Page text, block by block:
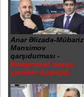
Anar Əlizadə-Mübariz
Mənsimov
qarşıdurması -
Kompromat savaşı
yenidən başlayıb